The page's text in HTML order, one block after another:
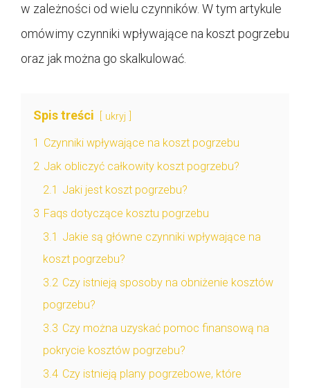
w zależności od wielu czynników. W tym artykule
omówimy czynniki wpływające na koszt pogrzebu
oraz jak można go skalkulować.
Spis treści ukryj
1 Czynniki wpływające na koszt pogrzebu
2 Jak obliczyć całkowity koszt pogrzebu?
2.1 Jaki jest koszt pogrzebu?
3 Faqs dotyczące kosztu pogrzebu
3.1 Jakie są główne czynniki wpływające na
koszt pogrzebu?
3.2 Czy istnieją sposoby na obniżenie kosztów
pogrzebu?
3.3 Czy można uzyskać pomoc finansową na
pokrycie kosztów pogrzebu?
3.4 Czy istnieją plany pogrzebowe, które